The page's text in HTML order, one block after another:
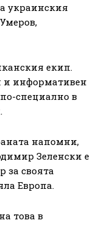
украинския
екип.
и информативен
специално в
напомни,
Зеленски е
за своята
Европа.
това в